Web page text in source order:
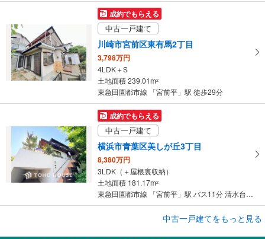
成約でもらえる
中古一戸建て
川崎市宮前区東有馬2丁目
3,798万円
4LDK＋S
土地面積 239.01m2
東急田園都市線 「宮前平」駅 徒歩29分
成約でもらえる
中古一戸建て
横浜市青葉区美しが丘3丁目
8,380万円
3LDK（＋屋根裏収納）
土地面積 181.17m2
東急田園都市線 「宮前平」駅 バス11分 清水台 バス停下車 徒歩9分
中古一戸建てをもっと見る